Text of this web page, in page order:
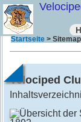
Startseite > Sitemap
Velociped